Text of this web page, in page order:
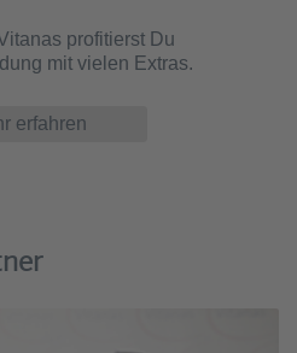
profitierst Du
mit vielen Extras.
erfahren